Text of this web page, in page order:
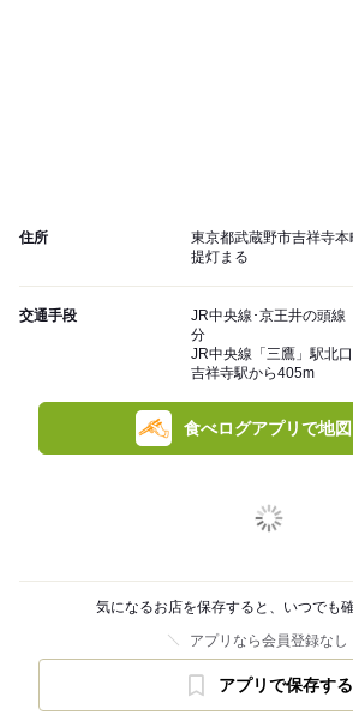
住所
東京都武蔵野市吉祥寺
提灯まる
交通手段
JR中央線･京王井の頭線
分
JR中央線「三鷹」駅北
吉祥寺駅から405m
食べログアプリで地図
気になるお店を保存すると、いつでも
アプリなら会員登録なし
アプリで保存する